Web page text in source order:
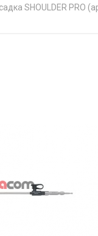
SHOULDER PRO